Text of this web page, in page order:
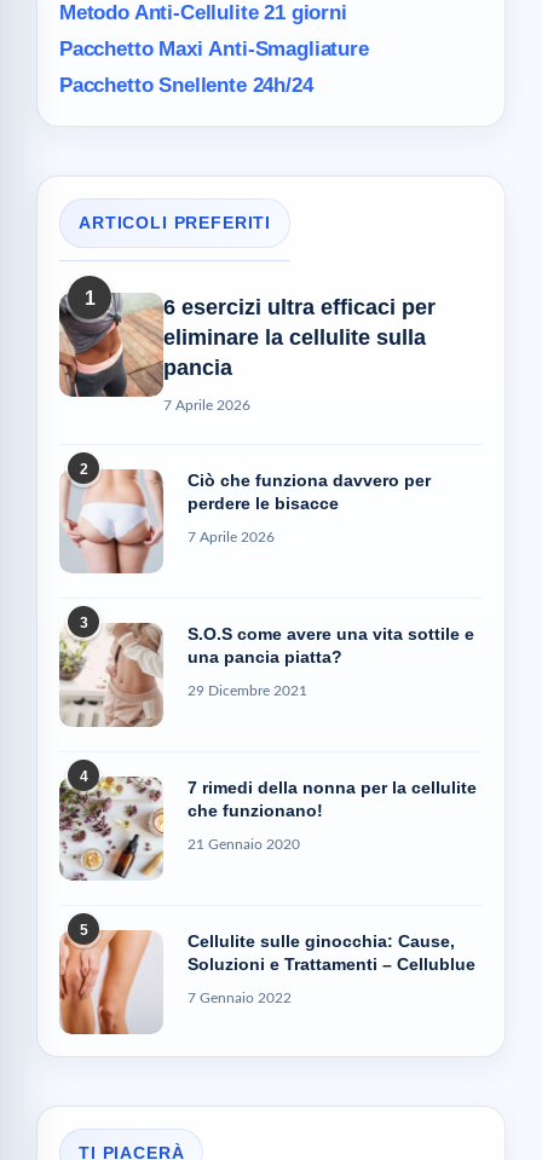
Metodo Anti-Cellulite21 giorni
Pacchetto MaxiAnti-Smagliature
Pacchetto Snellente 24h/24
ARTICOLI PREFERITI
1
6 esercizi ultra efficaci per
eliminare la cellulite sulla
pancia
7 Aprile 2026
2
Ciò che funziona davvero per
perdere le bisacce
7 Aprile 2026
3
S.O.S come avere una vita sottile e
una pancia piatta?
29 Dicembre 2021
4
7 rimedi della nonna per la cellulite
che funzionano!
21 Gennaio 2020
5
Cellulite sulle ginocchia: Cause,
Soluzioni e Trattamenti – Cellublue
7 Gennaio 2022
TI PIACERÀ